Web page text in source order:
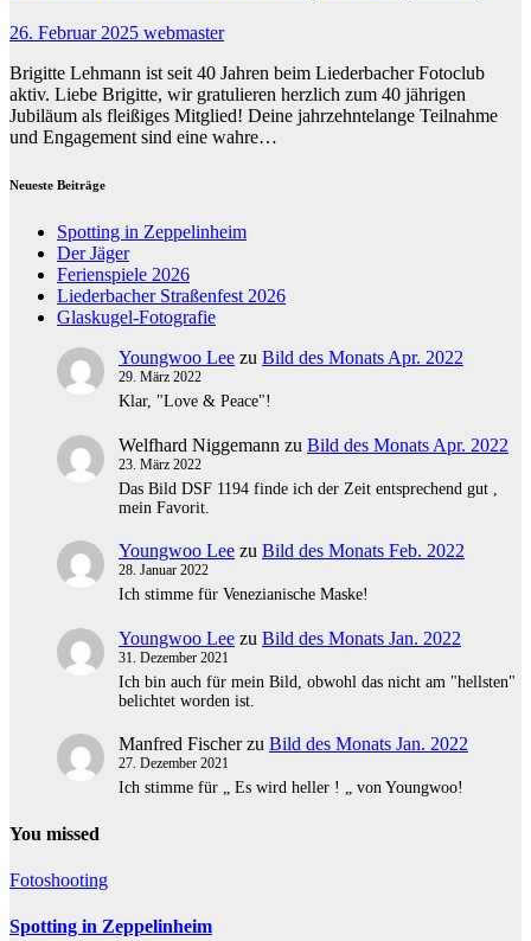
26. Februar 2025 webmaster
Brigitte Lehmann ist seit 40 Jahren beim Liederbacher Fotoclub
aktiv. Liebe Brigitte, wir gratulieren herzlich zum 40 jährigen
Jubiläum als fleißiges Mitglied! Deine jahrzehntelange Teilnahme
und Engagement sind eine wahre…
Neueste Beiträge
Spotting in Zeppelinheim
Der Jäger
Ferienspiele 2026
Liederbacher Straßenfest 2026
Glaskugel-Fotografie
Youngwoo Lee zu Bild des Monats Apr. 2022
29. März 2022
Klar, "Love & Peace"!
Welfhard Niggemann zu Bild des Monats Apr. 2022
23. März 2022
Das Bild DSF 1194 finde ich der Zeit entsprechend gut ,
mein Favorit.
Youngwoo Lee zu Bild des Monats Feb. 2022
28. Januar 2022
Ich stimme für Venezianische Maske!
Youngwoo Lee zu Bild des Monats Jan. 2022
31. Dezember 2021
Ich bin auch für mein Bild, obwohl das nicht am "hellsten"
belichtet worden ist.
Manfred Fischerzu Bild des Monats Jan. 2022
27. Dezember 2021
Ich stimme für „ Es wird heller ! „ von Youngwoo!
You missed
Fotoshooting
Spotting in Zeppelinheim